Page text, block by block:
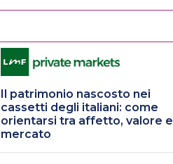
Il patrimonio nascosto nei
cassetti degli italiani: come
orientarsi tra affetto, valore e
mercato